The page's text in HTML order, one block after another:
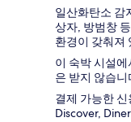
일산화탄소 감
상자, 방범창
환경이 갖춰져
이 숙박 시설
은 받지 않습니
결제 가능한
Discover,